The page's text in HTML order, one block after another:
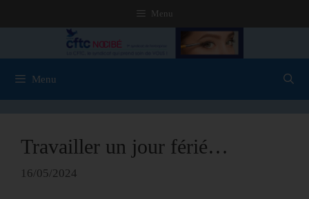
Menu
Menu
Travailler un jour férié…
16/05/2024